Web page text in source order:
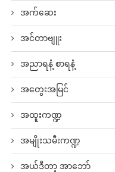
အက်ဆေး
အင်တာဗျူး
အညာရနံ့ စာရနံ့
အတွေးအမြင်
အထူးကဏ္ဍ
အမျိုးသမီးကဏ္ဍ
အယ်ဒီတာ့ အာဘော်